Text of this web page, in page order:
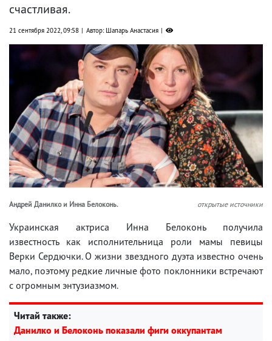
счастливая.
21 сентября 2022, 09:58 Автор: Шапарь Анастасия
Андрей Данилко и Инна Белоконь. открытые источники
Украинская актриса Инна Белоконь получила
известность как исполнительница роли мамы певицы
Верки Сердючки. О жизни звездного дуэта известно очень
мало, поэтому редкие личные фото поклонники встречают
с огромным энтузиазмом.
Читай также:
Данилко и Белоконь показали фиги оккупантам